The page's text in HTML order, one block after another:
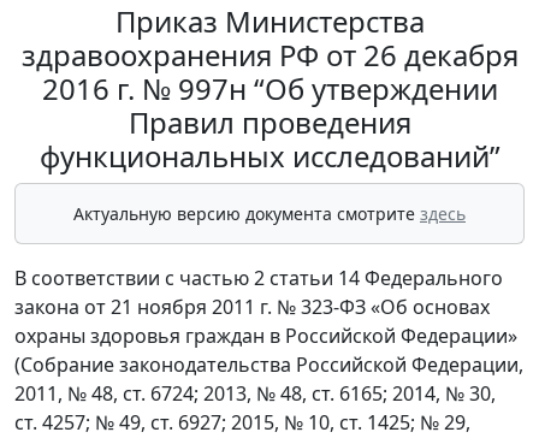
Приказ Министерства
здравоохранения РФ от 26 декабря
2016 г. № 997н “Об утверждении
Правил проведения
функциональных исследований”
Актуальную версию документа смотрите здесь
В соответствии с частью 2 статьи 14 Федерального
закона от 21 ноября 2011 г. № 323-ФЗ «Об основах
охраны здоровья граждан в Российской Федерации»
(Собрание законодательства Российской Федерации,
2011, № 48, ст. 6724; 2013, № 48, ст. 6165; 2014, № 30,
ст. 4257; № 49, ст. 6927; 2015, № 10, ст. 1425; № 29,